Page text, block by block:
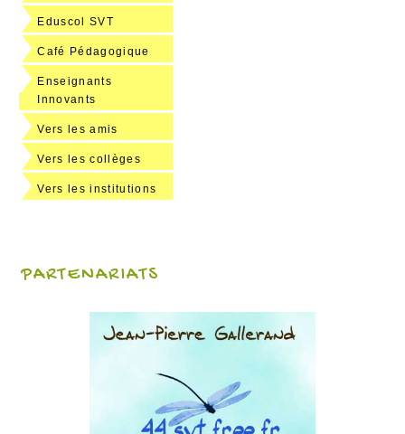
Eduscol SVT
Café Pédagogique
Enseignants
Innovants
Vers les amis
Vers les collèges
Vers les institutions
PARTENARIATS